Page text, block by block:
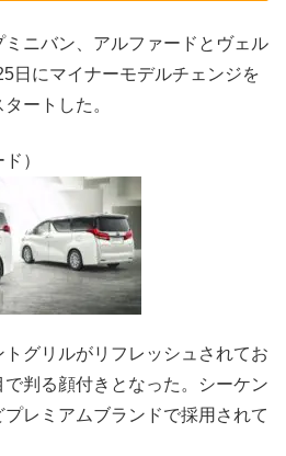
ミニバン、アルファードとヴェル
日にマイナーモデルチェンジを
ートした。
）
グリルがリフレッシュされてお
判る顔付きとなった。シーケン
レミアムブランドで採用されて